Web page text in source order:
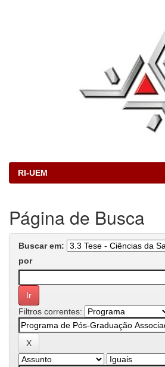
RI-UEM
Página de Busca
Buscar em:
por
Filtros correntes: